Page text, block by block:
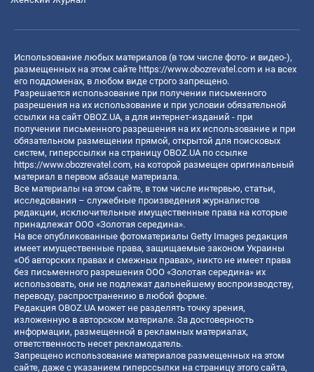
Использование любых материалов (в том числе фото- и видео-),
размещенных на этом сайте https://www.obozrevatel.com и на всех
его поддоменах, в любом виде строго запрещено.
Разрешается использование при получении письменного
разрешения на их использование и при условии обязательной
ссылки на сайт OBOZ.UA, а для интернет-изданий - при
получении письменного разрешения на их использование и при
обязательном размещении прямой, открытой для поисковых
систем, гиперссылки на страницу OBOZ.UA по ссылке
https://www.obozrevatel.com, на которой размещен оригинальный
материал в первом абзаце материала.
Все материалы на этом сайте, в том числе интервью, статьи,
исследования – служебные произведения журналистов
редакции, исключительные имущественные права на которые
принадлежат ООО «Золотая середина».
На все опубликованные фотоматериалы Getty Images редакция
имеет имущественные права, защищаемые законом Украины
«Об авторских правах и смежных правах», никто не имеет права
без письменного разрешения ООО «Золотая середина» их
использовать, они не подлежат дальнейшему воспроизводству,
переводу, распространению в любой форме.
Редакция OBOZ.UA может не разделять точку зрения,
изложенную в авторском материале. За достоверность
информации, размещенной в рекламных материалах,
ответственность несет рекламодатель.
Запрещено использование материалов размещенных на этом
сайте, даже с указанием гиперссылки на страницу этого сайта,